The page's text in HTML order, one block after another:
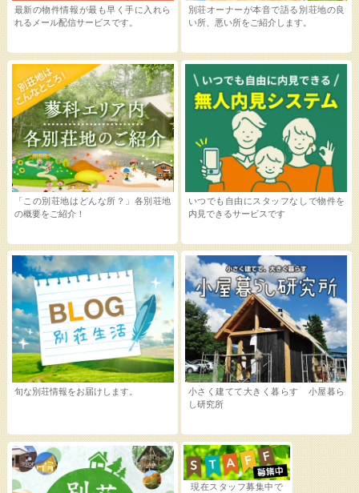
いつでも自由にスタッフなしで物件を
内見できるサービスです
旬な別荘情報をお届けします。
最新の物件情報が最も早く手に入れら
れるメール配信サービスです。
小さく建てて大きく暮らす 小屋暮ら
し研究所
別荘オーナーが本音で語る別荘地の良
い所、悪い所をご紹介します。
「この別荘地はどんな所？」各別荘地
の概要をご紹介！
現在スタッフ募集中で